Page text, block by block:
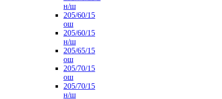
н/ш
205/60/15
ош
205/60/15
н/ш
205/65/15
ош
205/70/15
ош
205/70/15
н/ш